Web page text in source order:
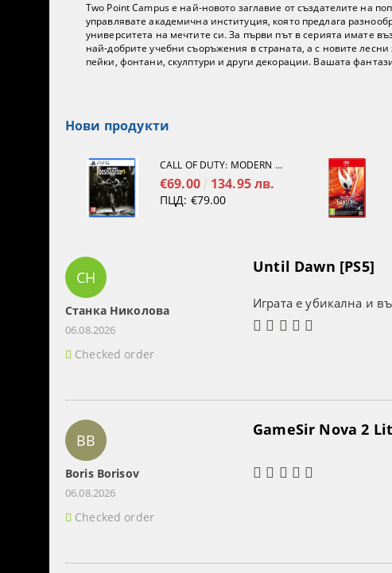
Two Point Campus е най-новото заглавие от създателите на
управлявате академична институция, която предлага
университета на мечтите си. За първи път в серията имате
най-добрите учебни съоръжения в страната, а с новите
пейки, фонтани, скулптури и други декорации. Вашата
Нови продукти
CALL OF DUTY: MODERN WARFARE 4[PS5]
€69.00 134.95 лв.
ПЦД: €79.00
СН
Станка Николова
06.08.2026
Checked order
Until Dawn [PS5]
Играта е убикална и
BB
Boris Borisov
06.08.2026
Checked order
GameSir Nova 2